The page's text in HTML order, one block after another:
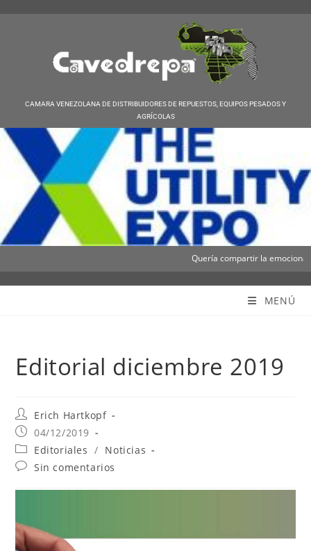
CAMARA VENEZOLANA DE DISTRIBUIDORES DE REPUESTOS, EQUIPOS PESADOS Y
AGRÍCOLAS
Quería compartir la
MENÚ
Editorial diciembre 2019
Erich Hartkopf
04/12/2019
Editoriales / Noticias
Sin comentarios